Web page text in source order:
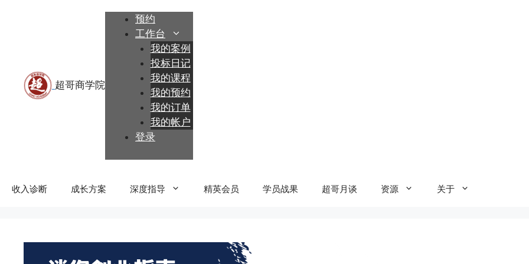
预约
工作台
我的案例
投标日记
我的课程
我的预约
我的订单
我的帐户
登录
收入诊断 成长方案 深度指导 精英会员 学员战果 超哥月谈 资源 关于